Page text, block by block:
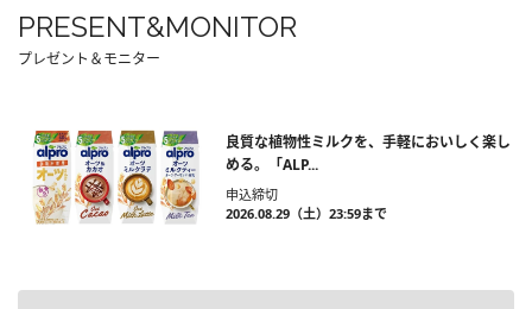
PRESENT&MONITOR
プレゼント＆モニター
良質な植物性ミルクを、手軽においしく楽し
める。「ALP...
申込締切
2026.08.29（土）23:59まで